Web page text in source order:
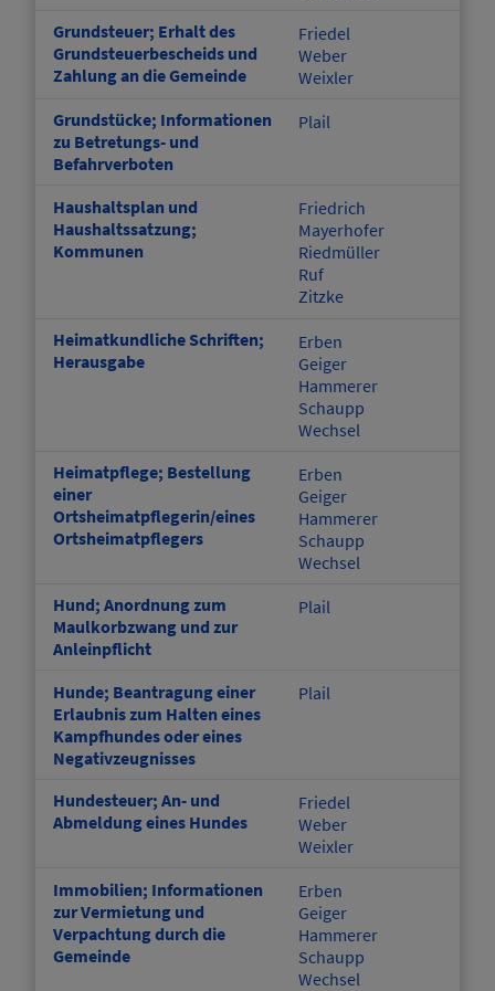
Grundsteuer; Erhalt des
Grundsteuerbescheids und
Zahlung an die Gemeinde
Friedel
Weber
Weixler
Grundstücke; Informationen
zu Betretungs- und
Befahrverboten
Plail
Haushaltsplan und
Haushaltssatzung;
Kommunen
Friedrich
Mayerhofer
Riedmüller
Ruf
Zitzke
Heimatkundliche Schriften;
Herausgabe
Erben
Geiger
Hammerer
Schaupp
Wechsel
Heimatpflege; Bestellung
einer
Ortsheimatpflegerin/eines
Ortsheimatpflegers
Erben
Geiger
Hammerer
Schaupp
Wechsel
Hund; Anordnung zum
Maulkorbzwang und zur
Anleinpflicht
Plail
Hunde; Beantragung einer
Erlaubnis zum Halten eines
Kampfhundes oder eines
Negativzeugnisses
Plail
Hundesteuer; An- und
Abmeldung eines Hundes
Friedel
Weber
Weixler
Immobilien; Informationen
zur Vermietung und
Verpachtung durch die
Gemeinde
Erben
Geiger
Hammerer
Schaupp
Wechsel